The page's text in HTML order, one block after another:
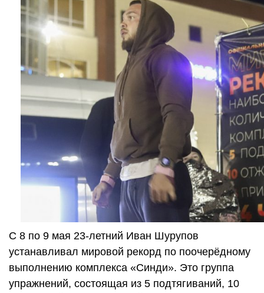
С 8 по 9 мая 23-летний Иван Шурупов
устанавливал мировой рекорд по поочерёдному
выполнению комплекса «Синди». Это группа
упражнений, состоящая из 5 подтягиваний, 10